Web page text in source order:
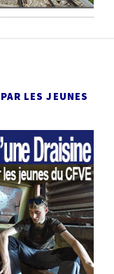
PAR LES JEUNES